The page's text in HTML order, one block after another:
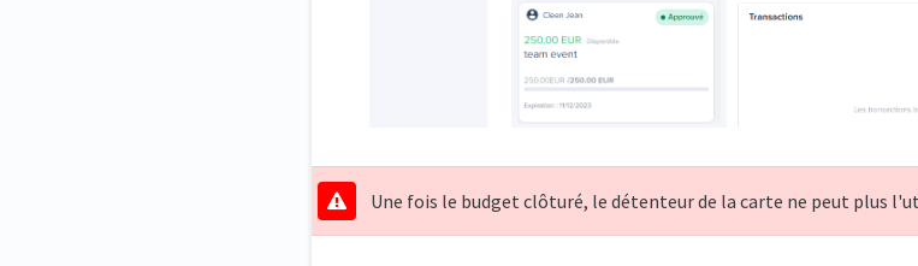
Une fois le budget clôturé, le détenteur de la carte ne peut plus